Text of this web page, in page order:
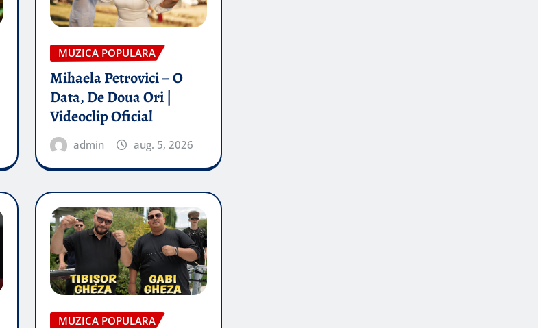
MUZICA POPULARA
Mihaela Petrovici – O
Data, De Doua Ori |
Videoclip Oficial
admin aug. 5, 2026
MUZICA POPULARA